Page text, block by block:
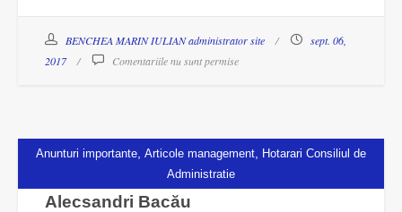
BENCHEA MARIN IULIAN administrator site
sept. 06,
2017
Comentariile nu sunt permise
Anunturi importante Articole management
Hotarari Consiliul de
Administratie
Buget Colegiul Național Vasile
Alecsandri Bacău